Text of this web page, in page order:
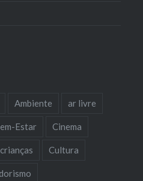
Ambiente ar livre
Estar Cinema
crianças Cultura